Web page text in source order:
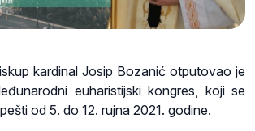
kardinal Josip Bozanić otputovao je
euharistijski kongres, koji se
od 5. do 12. rujna 2021. godine.